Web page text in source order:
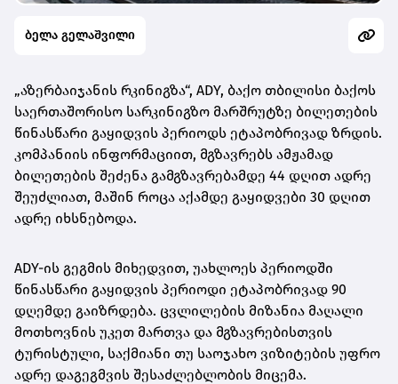
ბელა გელაშვილი
„აზერბაიჯანის რკინიგზა“, ADY, ბაქო თბილისი ბაქოს
საერთაშორისო სარკინიგზო მარშრუტზე ბილეთების
წინასწარი გაყიდვის პერიოდს ეტაპობრივად ზრდის.
კომპანიის ინფორმაციით, მგზავრებს ამჟამად
ბილეთების შეძენა გამგზავრებამდე 44 დღით ადრე
შეუძლიათ, მაშინ როცა აქამდე გაყიდვები 30 დღით
ადრე იხსნებოდა.
ADY-ის გეგმის მიხედვით, უახლოეს პერიოდში
წინასწარი გაყიდვის პერიოდი ეტაპობრივად 90
დღემდე გაიზრდება. ცვლილების მიზანია მაღალი
მოთხოვნის უკეთ მართვა და მგზავრებისთვის
ტურისტული, საქმიანი თუ საოჯახო ვიზიტების უფრო
ადრე დაგეგმვის შესაძლებლობის მიცემა.